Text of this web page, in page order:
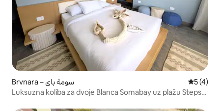
Brvnara – سومة باى
5 (4)
Luksuzna koliba za dvoje Blanca Somabay uz plažu Steps